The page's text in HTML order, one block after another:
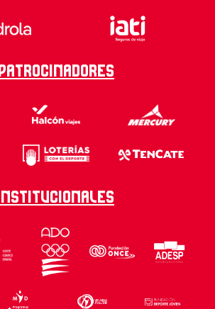
Patrocinadores
Institucionales